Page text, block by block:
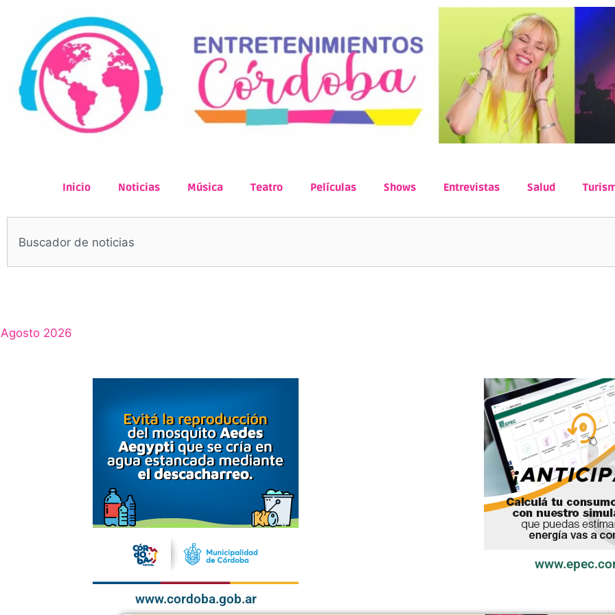
Inicio Noticias Música Teatro Películas Shows Entrevistas Salud
Agosto 2026
www.cordoba.gob.ar